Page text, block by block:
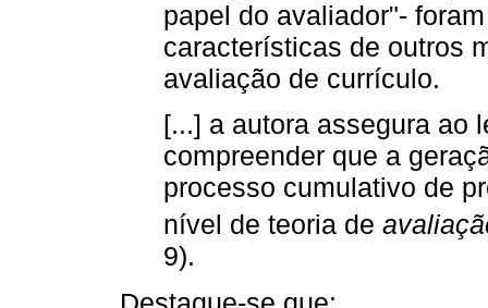
papel do avaliador"-
características de outros
avaliação de currículo.
[...] a autora assegura ao
compreender que a
processo cumulativo de
nível de teoria de
9).